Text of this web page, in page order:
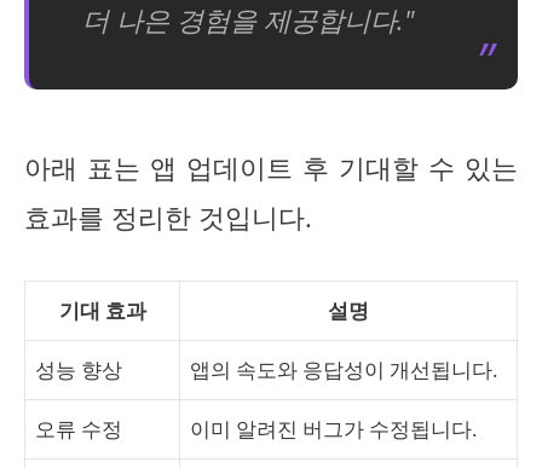
더 나은 경험을 제공합니다."
아래 표는 앱 업데이트 후 기대할 수 있는
효과를 정리한 것입니다.
기대 효과 설명
성능 향상 앱의 속도와 응답성이 개선됩니다.
오류 수정 이미 알려진 버그가 수정됩니다.